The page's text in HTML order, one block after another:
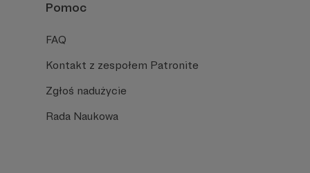
Pomoc
FAQ
Kontakt z zespołem Patronite
Zgłoś nadużycie
Rada Naukowa